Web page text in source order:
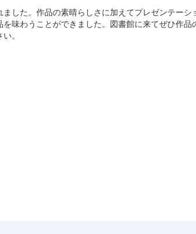
した。作品の素晴らしさに加えてプレゼンテーシ
味わうことができました。図書館に来てぜひ作品
。